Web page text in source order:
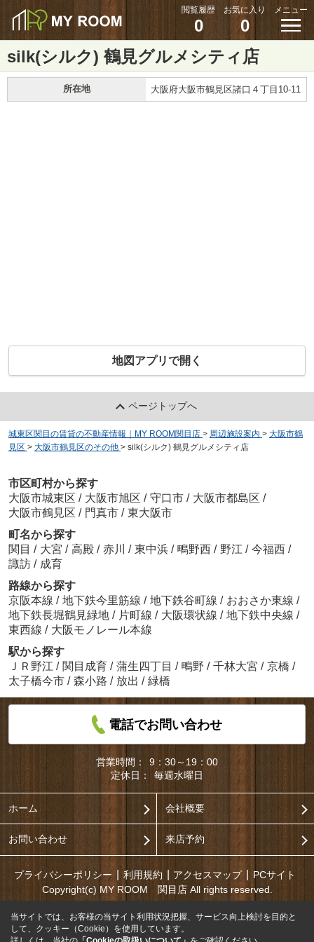
閲覧履歴
0
お気に入り
0
メニュー
silk(シルク) 鶴見グルメシティ店
所在地 大阪府大阪市鶴見区諸口４丁目10-11
地図アプリで開く
ページトップへ
城東区関目の賃貸の不動産情報｜MY ROOM関目店 > 周辺施設案内 > 大阪市鶴
見区 > 大阪市鶴見区のその他 > silk(シルク) 鶴見グルメシティ店
市区町村から探す
大阪市城東区 / 大阪市旭区 / 守口市 / 大阪市都島区 /
大阪市鶴見区 / 門真市 / 東大阪市
町名から探す
関目 / 大宮 / 高殿 / 赤川 / 東中浜 / 鴫野西 / 野江 / 今福西 /
諏訪 / 成育
路線から探す
京阪本線 / 地下鉄今里筋線 / 地下鉄谷町線 / おおさか東線 /
地下鉄長堀鶴見緑地 / 片町線 / 大阪環状線 / 地下鉄中央線 /
東西線 / 大阪モノレール本線
駅から探す
ＪＲ野江 / 関目成育 / 蒲生四丁目 / 鴫野 / 千林大宮 / 京橋 /
太子橋今市 / 森小路 / 放出 / 緑橋
電話でお問い合わせ
営業時間：
9：30～19：00
定休日：
毎週水曜日
ホーム 会社概要
お問い合わせ 来店予約
プライバシーポリシー 利用規約 アクセスマップ
PCサイト
Copyright(c) MY ROOM 関目店 All rights reserved.
当サイトでは、お客様の当サイト利用状況把握、サービス向上検討を目的と
して、クッキー（Cookie）を使用しています。